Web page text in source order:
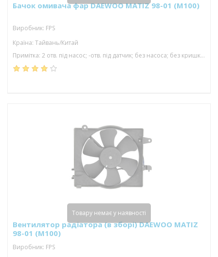
Бачок омивача фар DAEWOO MATIZ 98-01 (M100)
Виробник: FPS
Країна: Тайвань/Китай
Примітка: 2 отв. під насос; -отв. під датчик; без насоса; без кришки; без горловини
Вентилятор радіатора (в зборі) DAEWOO MATIZ
98-01 (M100)
Виробник: FPS
Товару немає у наявності